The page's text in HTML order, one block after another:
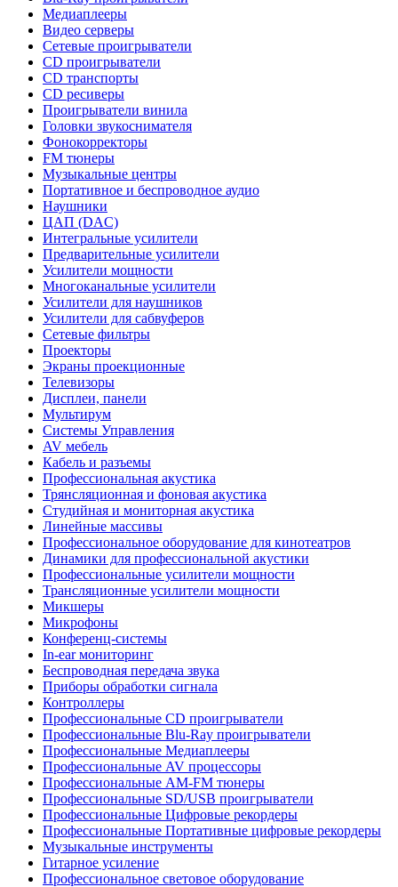
Медиаплееры
Видео серверы
Сетевые проигрыватели
CD проигрыватели
CD транспорты
CD ресиверы
Проигрыватели винила
Головки звукоснимателя
Фонокорректоры
FM тюнеры
Музыкальные центры
Портативное и беспроводное аудио
Наушники
ЦАП (DAC)
Интегральные усилители
Предварительные усилители
Усилители мощности
Многоканальные усилители
Усилители для наушников
Усилители для сабвуферов
Сетевые фильтры
Проекторы
Экраны проекционные
Телевизоры
Дисплеи, панели
Мультирум
Системы Управления
AV мебель
Кабель и разъемы
Профессиональная акустика
Трянсляционная и фоновая акустика
Студийная и мониторная акустика
Линейные массивы
Профессиональное оборудование для кинотеатров
Динамики для профессиональной акустики
Профессиональные усилители мощности
Трансляционные усилители мощности
Микшеры
Микрофоны
Конференц-системы
In-ear мониторинг
Беспроводная передача звука
Приборы обработки сигнала
Контроллеры
Профессиональные СD проигрыватели
Профессиональные Blu-Ray проигрыватели
Профессиональные Медиаплееры
Профессиональные AV процессоры
Профессиональные AM-FM тюнеры
Профессиональные SD/USB проигрыватели
Профессиональные Цифровые рекордеры
Профессиональные Портативные цифровые рекордеры
Музыкальные инструменты
Гитарное усиление
Профессиональное световое оборудование